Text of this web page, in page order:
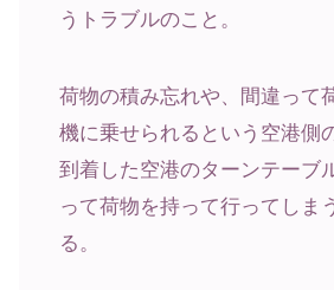
うトラブルのこと。
荷物の積み忘れや、間違って
機に乗せられるという空港側
到着した空港のターンテーブ
って荷物を持って行ってしま
る。